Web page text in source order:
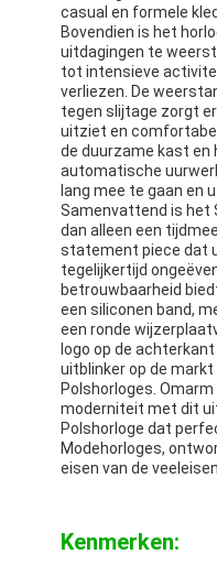
Fabriekstour
Kwaliteitscontrole
Neem contact met
Nieuws
Gevallen
Blog
Kwartspolshorloge
Huidband
Rems horloge van
Lady kwarts horloge
casual en formele
Bovendien is het
uitdagingen te
tot intensieve
verliezen. De
tegen slijtage zorgt
uitziet en
de duurzame kast en
automatische
lang mee te gaan en
Samenvattend is het
dan alleen een
statement piece dat
tegelijkertijd
betrouwbaarheid
een siliconen band,
een ronde
logo op de
uitblinker op de markt
Polshorloges.
moderniteit met dit
Polshorloge dat
Modehorloges,
eisen van de
Kenmerken: